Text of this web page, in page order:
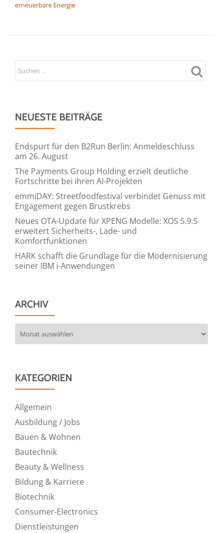
erneuerbare Energie
NEUESTE BEITRÄGE
Endspurt für den B2Run Berlin: Anmeldeschluss
am 26. August
The Payments Group Holding erzielt deutliche
Fortschritte bei ihren AI-Projekten
emmiDAY: Streetfoodfestival verbindet Genuss mit
Engagement gegen Brustkrebs
Neues OTA-Update für XPENG Modelle: XOS 5.9.5
erweitert Sicherheits-, Lade- und
Komfortfunktionen
HARK schafft die Grundlage für die Modernisierung
seiner IBM i-Anwendungen
ARCHIV
KATEGORIEN
Allgemein
Ausbildung / Jobs
Bauen & Wohnen
Bautechnik
Beauty & Wellness
Bildung & Karriere
Biotechnik
Consumer-Electronics
Dienstleistungen